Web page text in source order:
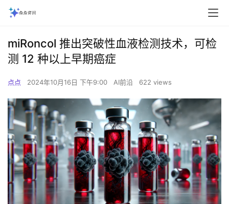
miRoncol 推出突破性血液检测技术，可检
测 12 种以上早期癌症
点点 2024年10月16日 下午9:00 AI前沿 622 views